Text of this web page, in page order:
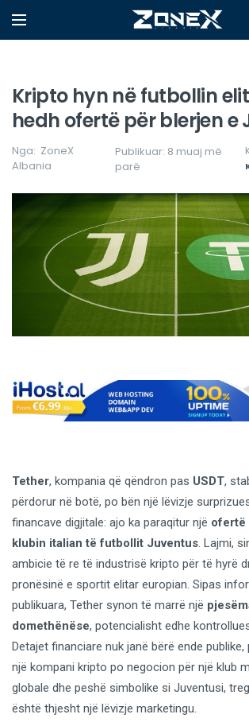
Kripto hyn në futbollin
hedh ofertë për blerjen e
Nga: ZoneX
Albania
Publikuar: 8 muaj më
parë
Tether, kompania që qëndron pas USDT,
përdorur në botë, po bën një lëvizje
financave digjitale: ajo ka paraqitur një ofertë
klubin italian të futbollit Juventus. Lajmi,
ambicie të re të industrisë kripto për të hyrë
pronësinë e sportit elitar europian. Sipas
publikuara, Tether synon të marrë një
domethënëse, potencialisht edhe
Detajet financiare nuk janë bërë ende
një kompani kripto po negocion për një klub
globale dhe peshë simbolike si Juventusi,
është thjesht një lëvizje marketingu.